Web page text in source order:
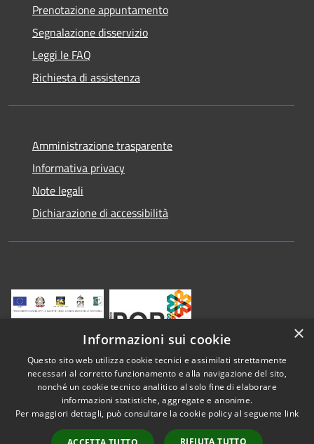
Prenotazione appuntamento
Segnalazione disservizio
Leggi le FAQ
Richiesta di assistenza
Amministrazione trasparente
Informativa privacy
Note legali
Dichiarazione di accessibilità
Accessibilità
Copyright © 2026 • Comune di
Vestenanova • Powered by
Municipium• Accesso
×
Informazioni sui cookie
Questo sito web utilizza cookie tecnici e assimilati strettamente
necessari al corretto funzionamento e alla navigazione del sito,
nonché un cookie tecnico analitico al solo fine di elaborare
informazioni statistiche, aggregate e anonime.
Per maggiori dettagli, può consultare la cookie policy al seguente link
RIFIUTA TUTTO